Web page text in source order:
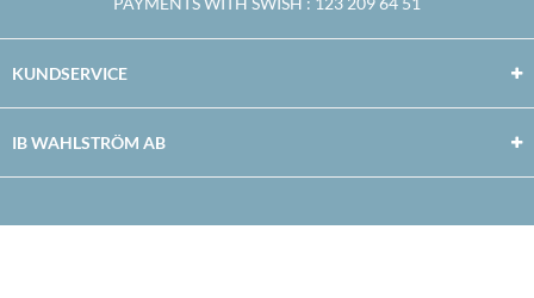
KUNDSERVICE
IB WAHLSTRÖM AB
Facebook
TwitterYoutubeInstagram